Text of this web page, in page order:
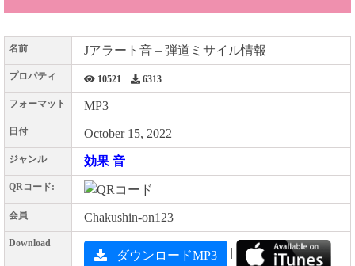
名前 Jアラート音 – 弾道ミサイル情報
プロパティ 10521 6313
フォーマット MP3
日付 October 15, 2022
ジャンル 効果 音
QRコード:
会員 Chakushin-on123
Download
ダウンロードMP3 |